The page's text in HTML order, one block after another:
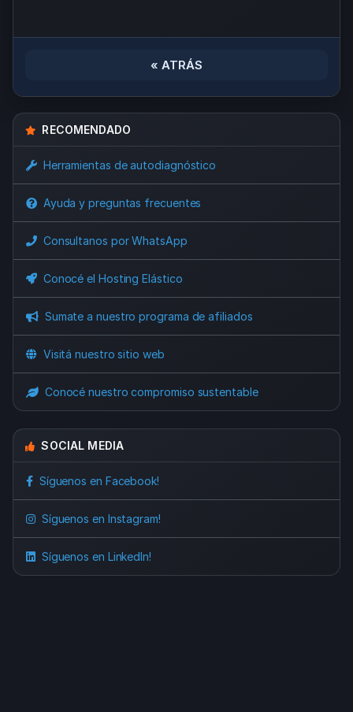
« ATRÁS
RECOMENDADO
Herramientas de autodiagnóstico
Ayuda y preguntas frecuentes
Consultanos por WhatsApp
Conocé el Hosting Elástico
Sumate a nuestro programa de afiliados
Visitá nuestro sitio web
Conocé nuestro compromiso sustentable
SOCIAL MEDIA
Síguenos en Facebook!
Síguenos en Instagram!
Síguenos en LinkedIn!